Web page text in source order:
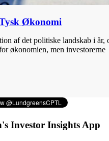
Økonomi
af det politiske landskab i år,
økonomien, men investorerne
Investor Insights App